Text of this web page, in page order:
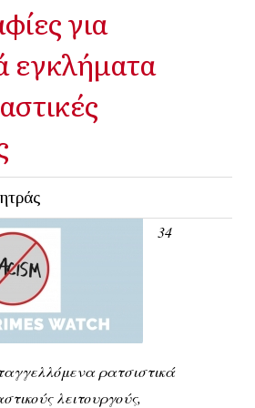
για
εγκλήματα
34
ρατσιστικά
λειτουργούς,